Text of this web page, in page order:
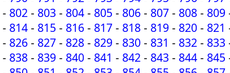
- 802 - 803 - 804 - 805 - 806 - 807 - 808 - 809
- 814 - 815 - 816 - 817 - 818 - 819 - 820 - 821
- 826 - 827 - 828 - 829 - 830 - 831 - 832 - 833
- 838 - 839 - 840 - 841 - 842 - 843 - 844 - 845